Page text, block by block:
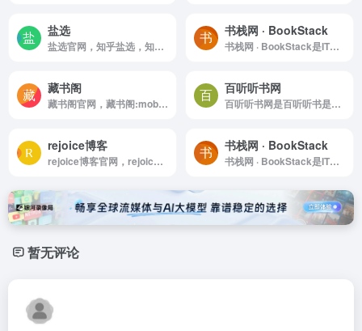
盐选
盐选官网，知乎盐选，知乎盐选破解，知乎盐选文章破解，知乎盐选搬运，我不是盐神，知乎搬运工，知乎盐选会员破解，知乎盐选白嫖，知乎盐选小说，知乎盐选专栏破解，知乎盐选在线，知乎盐选库
书栈网 · BookStack
书栈网 · BookStack是IT程序员互联网开源编程书籍阅读分享
藏书阁
藏书阁官网，藏书阁:mobi，pdf，epub，azw3，电子书下载，kindle电子书，手机电子书
百听听书网
百听听书网是百听听书是国内首个专注于“出版级正版”有声书概念的开放式数字听书平台，旗下运营由金庸先生授权的正版《金庸作品集》汉语有声版。丰富正版有声资源，优秀新锐演播，经典新作，百...
rejoice博客
rejoice博客官网，rejoice博客 - 海量电子书 pdf epub azw3 mobi电子书 下载
书栈网 · BookStack
书栈网 · BookStack是IT程序员互联网开源编程书籍阅读分享
暂无评论